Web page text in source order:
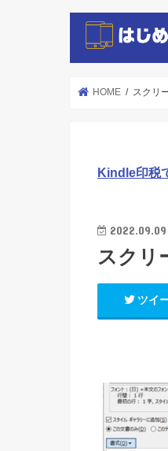
HOME スクリ
Kindle印税
2022.09.09
スクリ
ツイ